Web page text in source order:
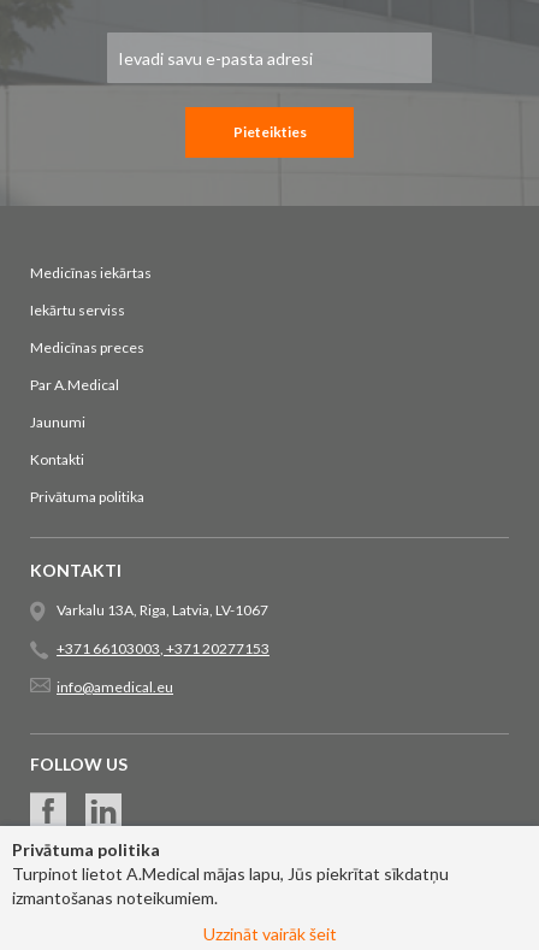
Privātuma politika
Turpinot lietot A.Medical mājas lapu, Jūs piekrītat sīkdatņu
izmantošanas noteikumiem.
Uzzināt vairāk šeit
saņemšanai:
Pieteikties
Medicīnas iekārtas
Iekārtu serviss
Medicīnas preces
Par A.Medical
Jaunumi
Kontakti
Privātuma politika
KONTAKTI
Varkalu 13A, Riga, Latvia, LV-1067
+371 66103003, +371 20277153
info@amedical.eu
FOLLOW US